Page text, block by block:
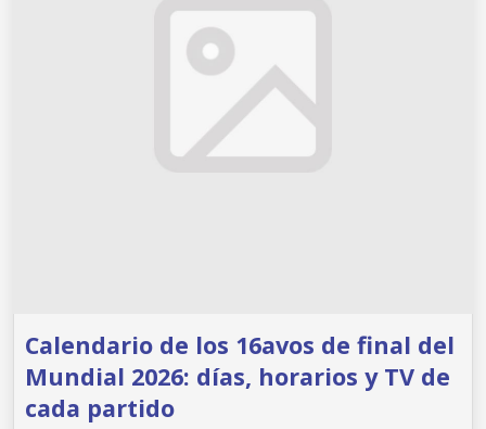
Calendario de los 16avos de final del
Mundial 2026: días, horarios y TV de
cada partido